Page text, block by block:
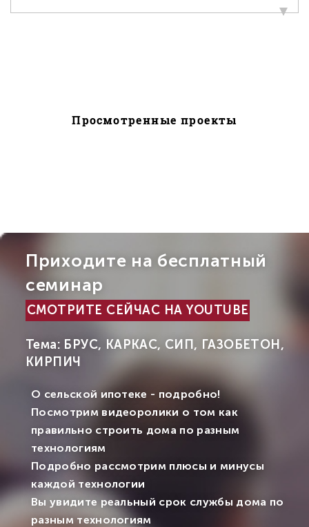
Просмотренные проекты
Приходите на бесплатный
семинар
СМОТРИТЕ СЕЙЧАС НА YOUTUBE
Тема: БРУС, КАРКАС, СИП, ГАЗОБЕТОН,
КИРПИЧ
О сельской ипотеке - подробно!
Посмотрим видеоролики о том как
правильно строить дома по разным
технологиям
Подробно рассмотрим плюсы и минусы
каждой технологии
Вы увидите реальный срок службы дома по
разным технологиям